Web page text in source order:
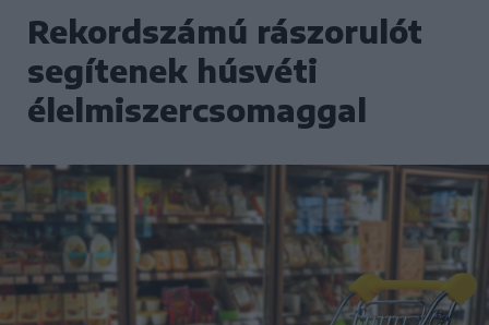
Rekordszámú rászorulót
segítenek húsvéti
élelmiszercsomaggal